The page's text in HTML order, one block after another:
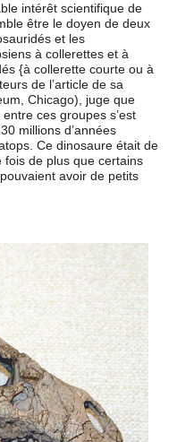
intérêt scientifique de
être le doyen de deux
et les
à collerettes et à
{à collerette courte ou à
de l’article de sa
Chicago), juge que
ces groupes s’est
millions d’années
Ce dinosaure était de
fois de plus que certains
avoir de petits